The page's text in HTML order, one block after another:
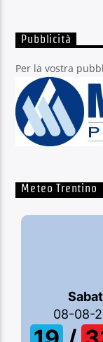
Pubblicità
Per la vostra
Meteo Trentino